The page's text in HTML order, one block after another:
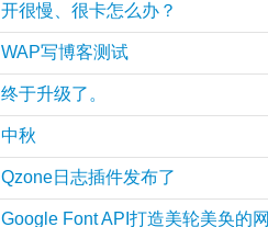
开很慢、很卡怎么办？
WAP写博客测试
终于升级了。
中秋
Qzone日志插件发布了
Google Font API打造美轮美奂的